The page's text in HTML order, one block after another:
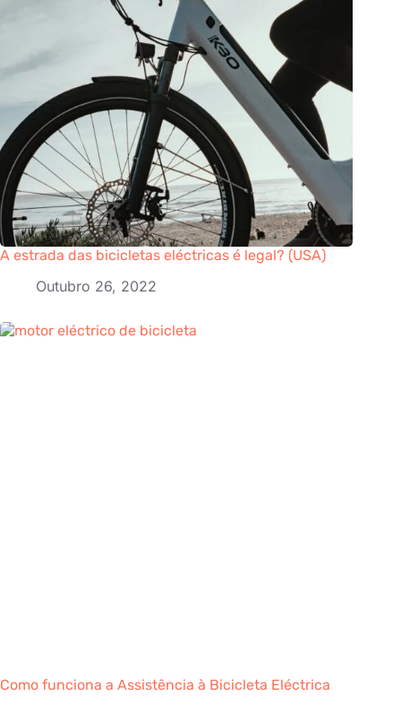
A estrada das bicicletas eléctricas é legal? (USA)
Outubro 26, 2022
Como funciona a Assistência à Bicicleta Eléctrica